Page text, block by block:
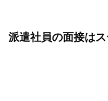
派遣社員の面接は